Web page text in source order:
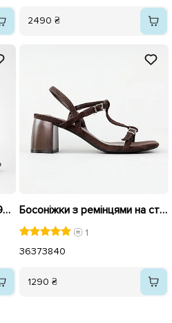
2490 ₴
Босоніжки - туфлі жіночі 595988 Чорні Босоніжки з ремінцями на стійкому каблуку 595986 Коричневі
1
36373840
1290 ₴